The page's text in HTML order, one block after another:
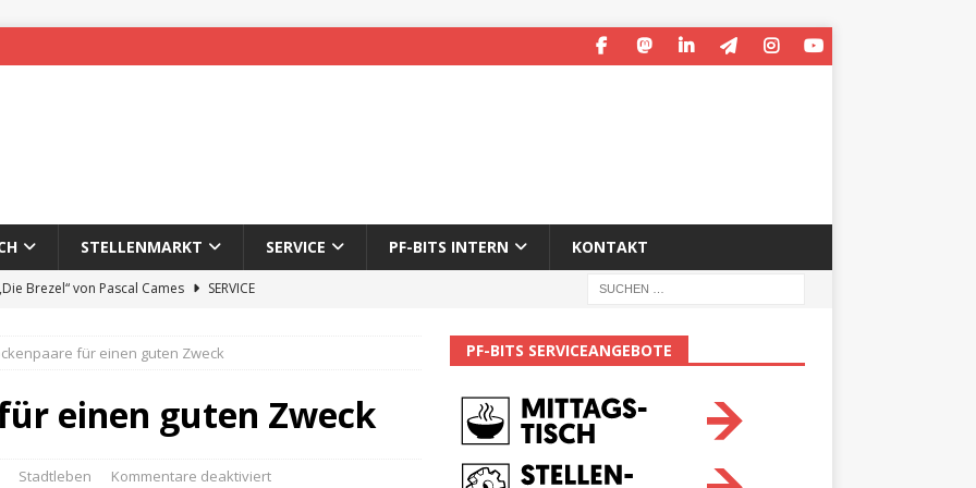
STELLENMARKT SERVICE PF-BITS INTERN KONTAKT
Brezel“ von Pascal Cames
SERVICE
des 65. Fasnetsumzugs Dillweißenstein
PF-BITS INTERN
Der Mann hinter PF-Bits lebt nicht mehr
für einen guten Zweck
einen guten Zweck
Stadtleben Kommentare deaktiviert
PF-BITS SERVICEANGEBOTE